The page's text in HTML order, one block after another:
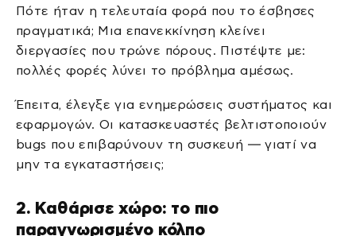
Πότε ήταν η τελευταία φορά που το έσβησες
πραγματικά; Μια επανεκκίνηση κλείνει
διεργασίες που τρώνε πόρους. Πιστέψτε με:
πολλές φορές λύνει το πρόβλημα αμέσως.
Έπειτα, έλεγξε για ενημερώσεις συστήματος και
εφαρμογών. Οι κατασκευαστές βελτιστοποιούν
bugs που επιβαρύνουν τη συσκευή — γιατί να
μην τα εγκαταστήσεις;
2. Καθάρισε χώρο: το πιο
παραγνωρισμένο κόλπο